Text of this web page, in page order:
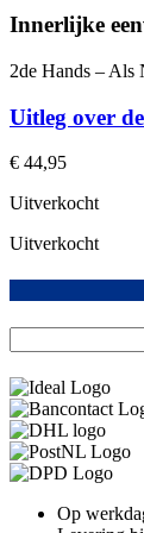
Innerlijke
2de Hands – Als
Uitleg over
€ 44,95
Uitverkocht
Uitverkocht
Op